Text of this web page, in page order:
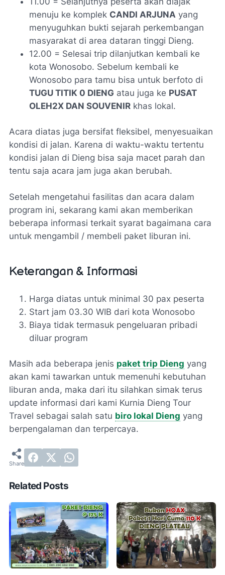
menuju ke komplek CANDI ARJUNA yang
menyuguhkan bukti sejarah perkembangan
masyarakat di area dataran tinggi Dieng.
12.00 = Selesai trip dilanjutkan kembali ke
kota Wonosobo. Sebelum kembali ke
Wonosobo para tamu bisa untuk berfoto di
TUGU TITIK 0 DIENG atau juga ke PUSAT
OLEH2X DAN SOUVENIR khas lokal.
Acara diatas juga bersifat fleksibel, menyesuaikan
kondisi di jalan. Karena di waktu-waktu tertentu
kondisi jalan di Dieng bisa saja macet parah dan
tentu saja acara jam juga akan berubah.
Setelah mengetahui fasilitas dan acara dalam
program ini, sekarang kami akan memberikan
beberapa informasi terkait syarat bagaimana cara
untuk mengambil / membeli paket liburan ini.
Keterangan & Informasi
Harga diatas untuk minimal 30 pax peserta
Start jam 03.30 WIB dari kota Wonosobo
Biaya tidak termasuk pengeluaran pribadi
diluar program
Masih ada beberapa jenis paket trip Dieng yang
akan kami tawarkan untuk memenuhi kebutuhan
liburan anda, maka dari itu silahkan simak terus
update informasi dari kami Kurnia Dieng Tour
Travel sebagai salah satu biro lokal Dieng yang
berpengalaman dan terpercaya.
Related Posts